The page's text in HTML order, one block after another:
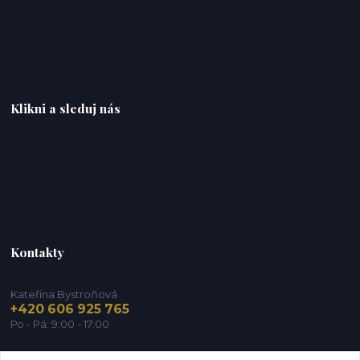
Klikni a sleduj nás
Kontakty
Kateřina Bystroňová
+420 606 925 765
Po - Pá: 9:00 - 17:00